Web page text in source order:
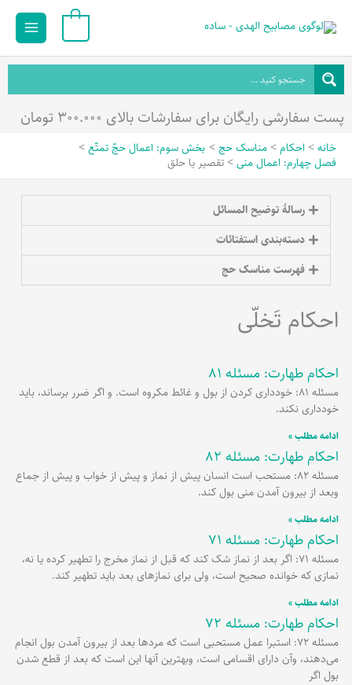
محتوا
Main
پست سفارشی رایگان برای سفارشات بالای ۳۰۰.۰۰۰ تومان
خانه احکام مناسک حج
بخش سوم: اعمال حجّ تمتّع
فصل چهارم: اعمال منی
تقصیر یا حلق
رسالۀ توضیح المسائل
دسته‌بندی استفتائات
فهرست مناسک حج
احکام تَخلّی
احکام طهارت: مسئله 81
مسئله 81: خودداری کردن از بول و غائط مکروه است. و اگر ضرر برساند، باید
خودداری نکند.
ادامه مطلب »
احکام طهارت: مسئله 82
مسئله 82: مستحب است انسان پیش از نماز و پیش از خواب و پیش از جماع
وبعد از بیرون آمدن منی بول کند.
ادامه مطلب »
احکام طهارت: مسئله 71
مسئله 71: اگر بعد از نماز شک کند که قبل از نماز مخرج را تطهیر کرده یا نه،
نمازی که خوانده صحیح است، ولی برای نمازهای بعد باید تطهیر کند.
ادامه مطلب »
احکام طهارت: مسئله 72
مسئله 72: استبرا عمل مستحبی است که مردها بعد از بیرون آمدن بول انجام
می‌دهند، وآن دارای اقسامی است، وبهترین آنها این است که بعد از قطع شدن
بول اگر
برگهبرگهبرگه